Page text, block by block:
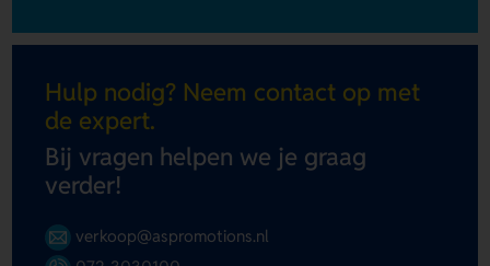
Hulp nodig? Neem contact op met
de expert.
Bij vragen helpen we je graag
verder!
verkoop@aspromotions.nl